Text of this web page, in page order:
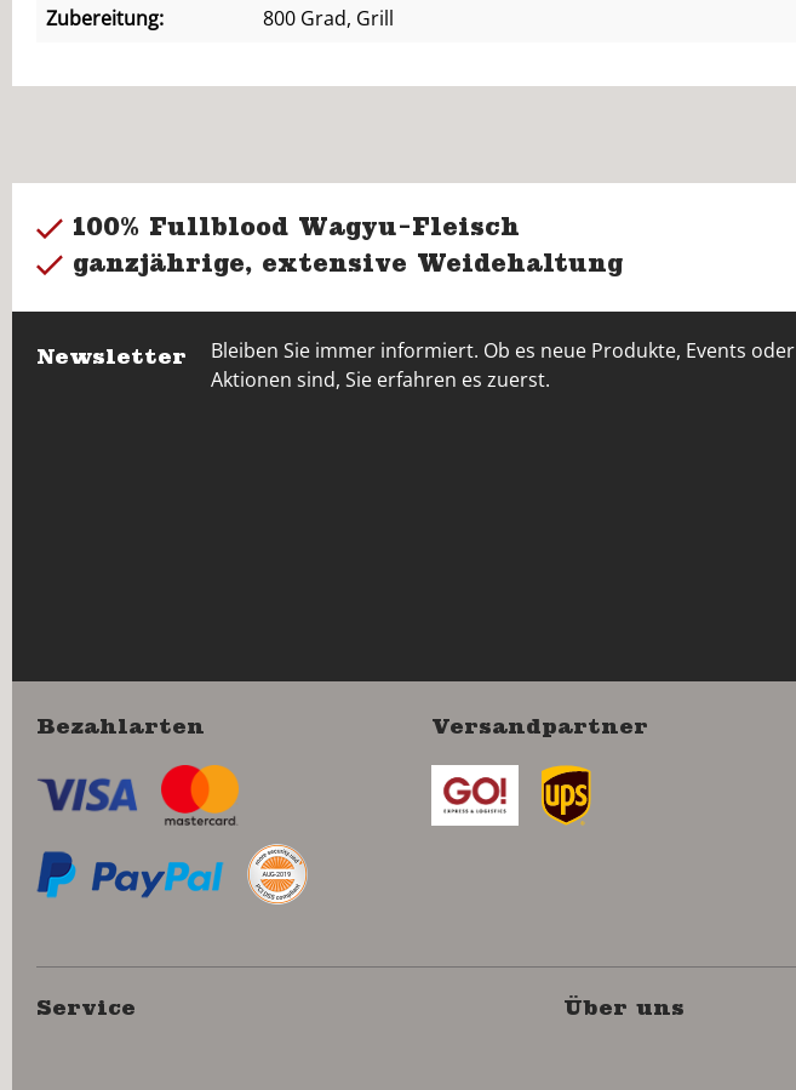
Zubereitung:
800 Grad, Grill
100% Fullblood Wagyu-Fleisch
ganzjährige, extensive Weidehaltung
Newsletter
Bleiben Sie immer informiert. Ob es neue Produkte, Events oder
Aktionen sind, Sie erfahren es zuerst.
Bezahlarten Versandpartner
Service Über uns